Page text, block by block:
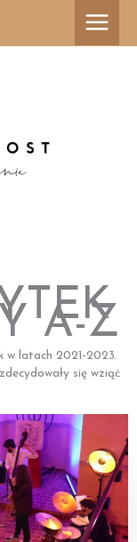
A-Z
w latach 2021-2023.
się wziąć